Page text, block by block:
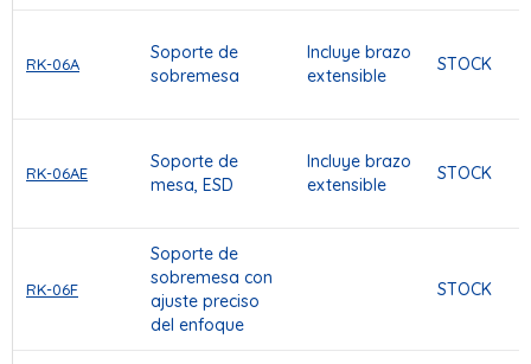
RK-06A
Soporte de
sobremesa
Incluye brazo
extensible
STOCK
RK-06AE
Soporte de
mesa, ESD
Incluye brazo
extensible
STOCK
RK-06F
Soporte de
sobremesa con
ajuste preciso
del enfoque
STOCK